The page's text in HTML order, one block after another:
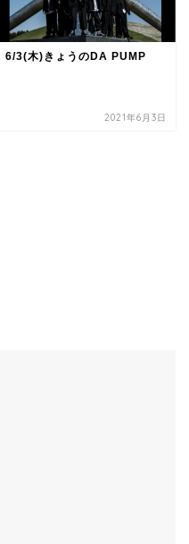
6/3(木)きょうのDA PUMP
2021年6月3日